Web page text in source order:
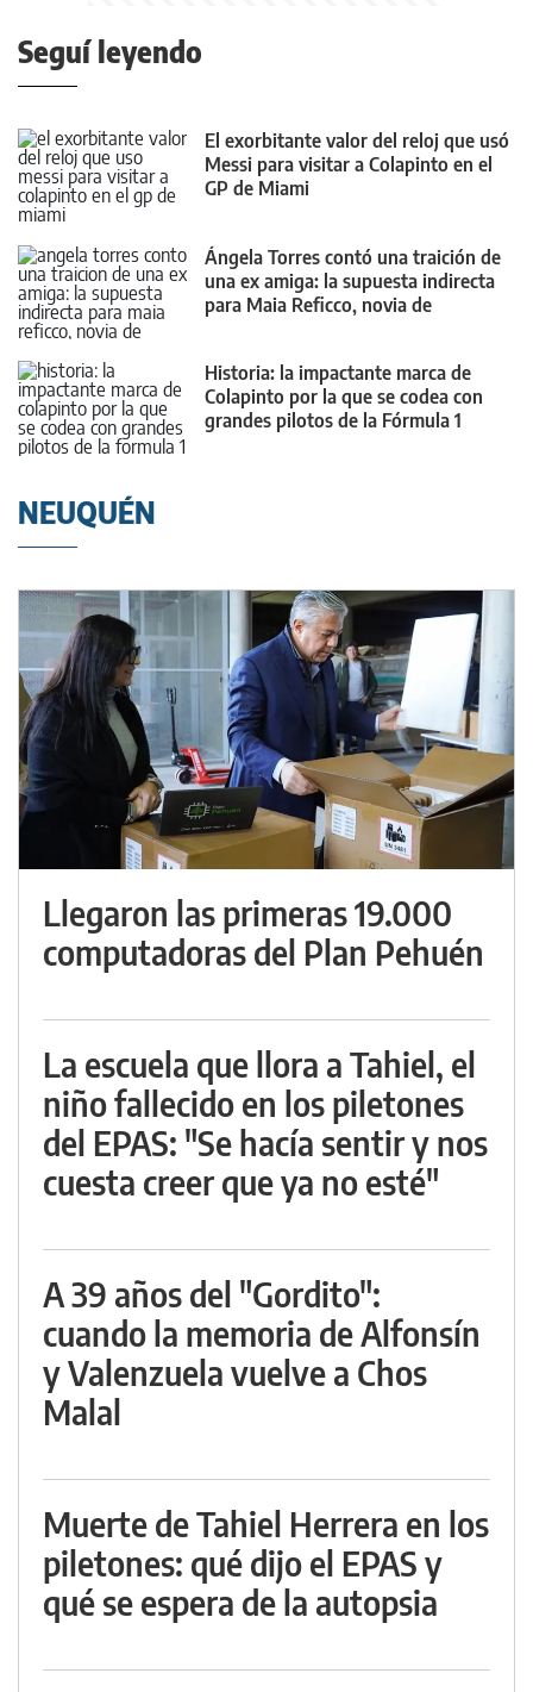
Seguí leyendo
El exorbitante valor del reloj que usó
Messi para visitar a Colapinto en el
GP de Miami
Ángela Torres contó una traición de
una ex amiga: la supuesta indirecta
para Maia Reficco, novia de
Historia: la impactante marca de
Colapinto por la que se codea con
grandes pilotos de la Fórmula 1
NEUQUÉN
Llegaron las primeras 19.000
computadoras del Plan Pehuén
La escuela que llora a Tahiel, el
niño fallecido en los piletones
del EPAS: "Se hacía sentir y nos
cuesta creer que ya no esté"
A 39 años del "Gordito":
cuando la memoria de Alfonsín
y Valenzuela vuelve a Chos
Malal
Muerte de Tahiel Herrera en los
piletones: qué dijo el EPAS y
qué se espera de la autopsia